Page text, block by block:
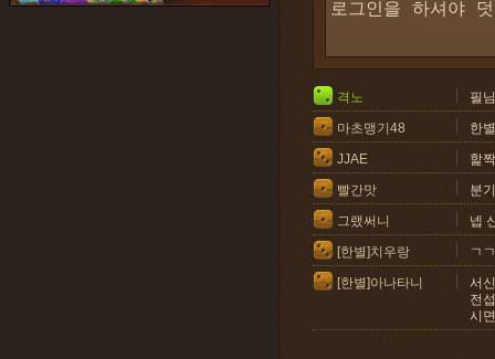
격노
필
마초맹기48
한
JJAE
핥짝
빨간맛
분
그랬써니
넵
[한별]치우랑
ㄱ
[한별]아나타니
서
전
시